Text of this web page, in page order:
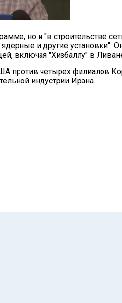
но и "в строительстве
и другие установки".
включая "Хизбаллу" в
против четырех филиалов
индустрии Ирана.